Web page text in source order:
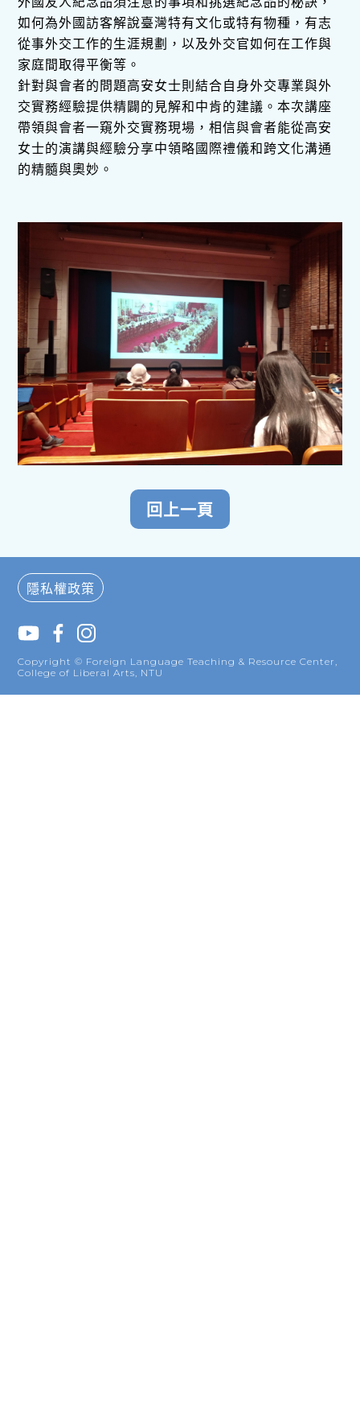
如何為外國訪客解說臺灣特有文化或特有物種，有志
從事外交工作的生涯規劃，以及外交官如何在工作與
家庭間取得平衡等。
針對與會者的問題高安女士則結合自身外交專業與外
交實務經驗提供精闢的見解和中肯的建議。本次講座
帶領與會者一窺外交實務現場，相信與會者能從高安
女士的演講與經驗分享中領略國際禮儀和跨文化溝通
的精髓與奧妙。
隱私權政策
Copyright © Foreign Language Teaching & Resource Center,
College of Liberal Arts, NTU